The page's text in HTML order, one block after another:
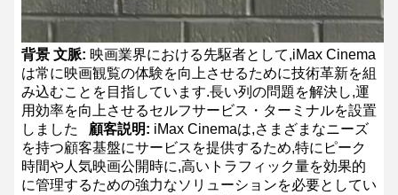
背景 文脈: 映画業界における先駆者として,iMax Cinema
は常に映画観覧の体験を向上させるために技術革新を組
み込むことを目指しています.長い列の問題を解決し,運
用効率を向上させるセルフサービス・ターミナルを設置
しました
顧客説明: iMax Cinemaは,さまざまなニーズ
を持つ顧客基盤にサービスを提供するため,特にピーク
時間や人気映画公開時に,高いトラフィック量を効果的
に管理するための強力なソリューションを必要としてい